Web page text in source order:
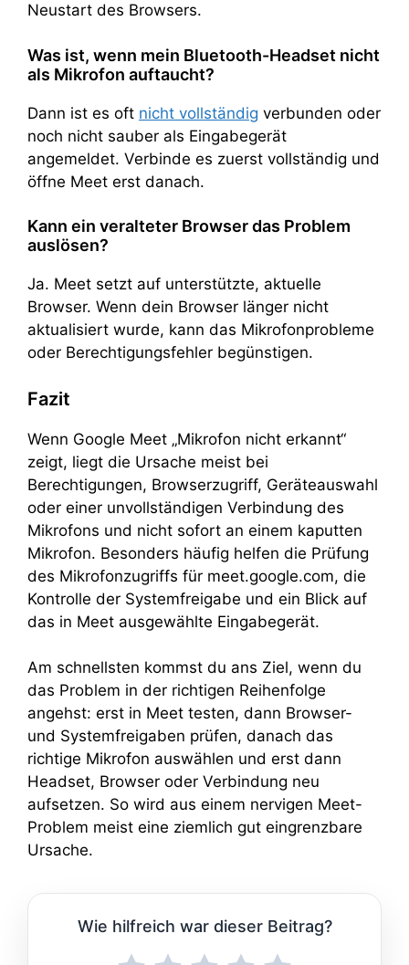
Neustart des Browsers.
Was ist, wenn mein Bluetooth-Headset nicht
als Mikrofon auftaucht?
Dann ist es oft nicht vollständig verbunden oder
noch nicht sauber als Eingabegerät
angemeldet. Verbinde es zuerst vollständig und
öffne Meet erst danach.
Kann ein veralteter Browser das Problem
auslösen?
Ja. Meet setzt auf unterstützte, aktuelle
Browser. Wenn dein Browser länger nicht
aktualisiert wurde, kann das Mikrofonprobleme
oder Berechtigungsfehler begünstigen.
Fazit
Wenn Google Meet „Mikrofon nicht erkannt“
zeigt, liegt die Ursache meist bei
Berechtigungen, Browserzugriff, Geräteauswahl
oder einer unvollständigen Verbindung des
Mikrofons und nicht sofort an einem kaputten
Mikrofon. Besonders häufig helfen die Prüfung
des Mikrofonzugriffs für meet.google.com, die
Kontrolle der Systemfreigabe und ein Blick auf
das in Meet ausgewählte Eingabegerät.
Am schnellsten kommst du ans Ziel, wenn du
das Problem in der richtigen Reihenfolge
angehst: erst in Meet testen, dann Browser-
und Systemfreigaben prüfen, danach das
richtige Mikrofon auswählen und erst dann
Headset, Browser oder Verbindung neu
aufsetzen. So wird aus einem nervigen Meet-
Problem meist eine ziemlich gut eingrenzbare
Ursache.
Wie hilfreich war dieser Beitrag?